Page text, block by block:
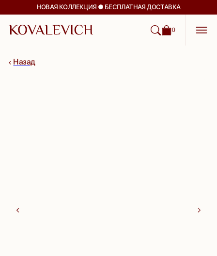
НОВАЯ КОЛЛЕКЦИЯ ● БЕСПЛАТНАЯ ДОСТАВКА